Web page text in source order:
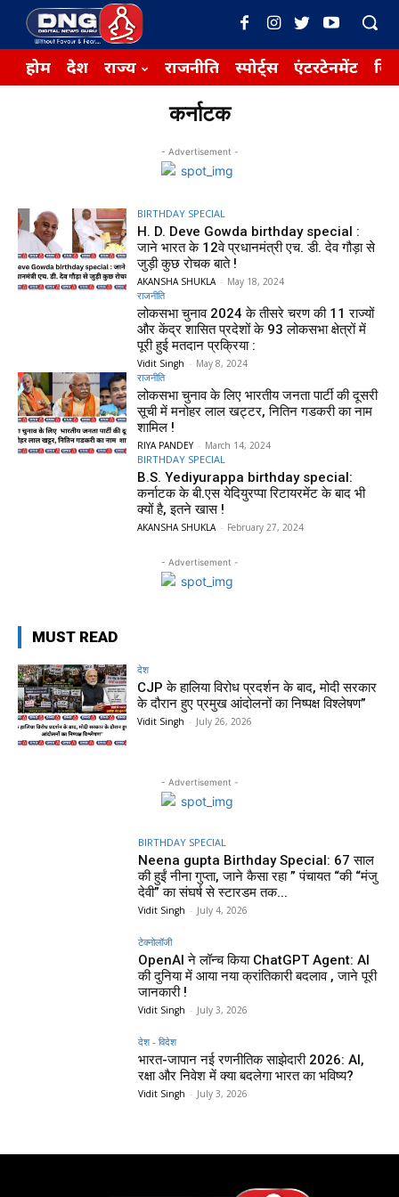
होम देश राज्य राजनीति स्पोर्ट्स एंटरटेनमेंट
कर्नाटक
- Advertisement -
BIRTHDAY SPECIAL
H. D. Deve Gowda birthday special :
जाने भारत के 12वे प्रधानमंत्री एच. डी. देव गौड़ा से
जुड़ी कुछ रोचक बाते !
AKANSHA SHUKLA - May 18, 2024
राजनीति
लोकसभा चुनाव 2024 के तीसरे चरण की 11 राज्यों
और केंद्र शासित प्रदेशों के 93 लोकसभा क्षेत्रों में
पूरी हुई मतदान प्रक्रिया :
Vidit Singh - May 8, 2024
राजनीति
लोकसभा चुनाव के लिए भारतीय जनता पार्टी की दूसरी
सूची में मनोहर लाल खट्टर, नितिन गडकरी का नाम
शामिल !
RIYA PANDEY - March 14, 2024
BIRTHDAY SPECIAL
B.S. Yediyurappa birthday special:
कर्नाटक के बी.एस येदियुरप्पा रिटायरमेंट के बाद भी
क्यों है, इतने खास !
AKANSHA SHUKLA - February 27, 2024
- Advertisement -
MUST READ
देश
CJP के हालिया विरोध प्रदर्शन के बाद, मोदी सरकार
के दौरान हुए प्रमुख आंदोलनों का निष्पक्ष विश्लेषण”
Vidit Singh - July 26, 2026
- Advertisement -
BIRTHDAY SPECIAL
Neena gupta Birthday Special: 67 साल
की हुईं नीना गुप्ता, जाने कैसा रहा ” पंचायत “की “मंजु
देवी” का संघर्ष से स्टारडम तक...
Vidit Singh - July 4, 2026
टेक्नोलॉजी
OpenAI ने लॉन्च किया ChatGPT Agent: AI
की दुनिया में आया नया क्रांतिकारी बदलाव , जाने पूरी
जानकारी !
Vidit Singh - July 3, 2026
देश - विदेश
भारत-जापान नई रणनीतिक साझेदारी 2026: AI,
रक्षा और निवेश में क्या बदलेगा भारत का भविष्य?
Vidit Singh - July 3, 2026